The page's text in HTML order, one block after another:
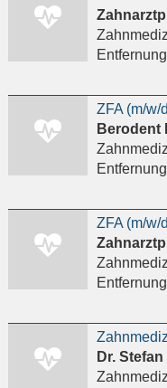
Berodent
ZFA (m/w/
Dr.